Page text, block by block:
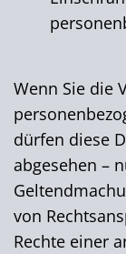
Wenn Sie die
dürfen diese
abgesehen –
von
Rechte einer